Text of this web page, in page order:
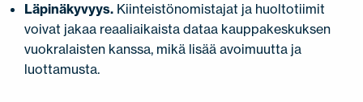
Läpinäkyvyys. Kiinteistönomistajat ja huoltotiimit
voivat jakaa reaaliaikaista dataa kauppakeskuksen
vuokralaisten kanssa, mikä lisää avoimuutta ja
luottamusta.